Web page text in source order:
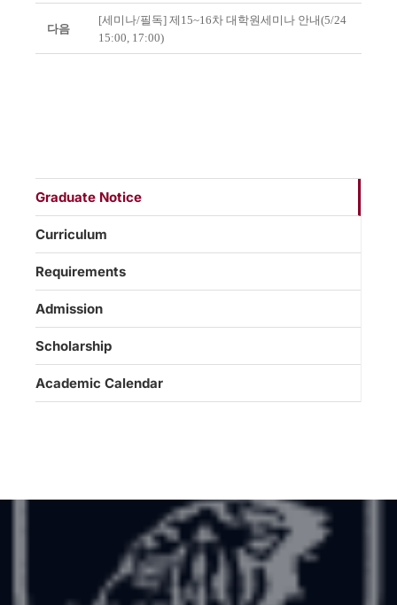
다음
[세미나/필독] 제15~16차 대학원세미나 안내(5/24
15:00, 17:00)
Graduate Notice
Curriculum
Requirements
Admission
Scholarship
Academic Calendar